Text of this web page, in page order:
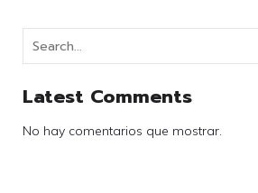
Latest Comments
No hay comentarios que mostrar.